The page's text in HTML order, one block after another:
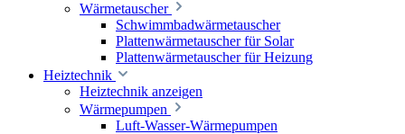
Wärmetauscher
Schwimmbadwärmetauscher
Plattenwärmetauscher für Solar
Plattenwärmetauscher für Heizung
Heiztechnik
Heiztechnik anzeigen
Wärmepumpen
Luft-Wasser-Wärmepumpen